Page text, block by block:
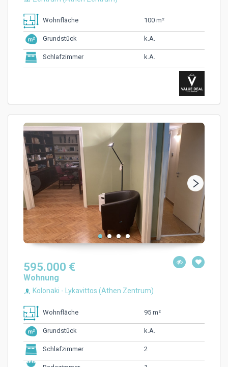
Wohnfläche 100 m²
Grundstück k.A.
Schlafzimmer k.A.
595.000 €
Wohnung
Kolonaki - Lykavittos (Athen Zentrum)
Wohnfläche 95 m²
Grundstück k.A.
Schlafzimmer 2